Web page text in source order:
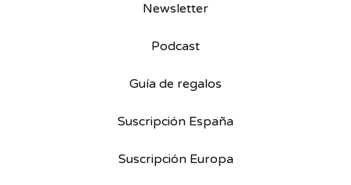
Newsletter
Podcast
Guía de regalos
Suscripción España
Suscripción Europa